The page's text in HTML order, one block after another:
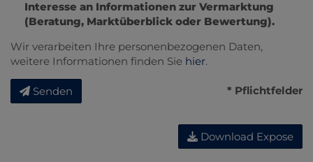
Interesse an Informationen zur Vermarktung
(Beratung, Marktüberblick oder Bewertung).
Wir verarbeiten Ihre personenbezogenen Daten,
weitere Informationen finden Sie hier.
Senden * Pflichtfelder
Download Expose